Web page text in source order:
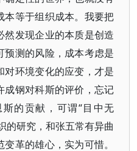
本等于组织成本。我要把
发现企业的本质是创造
测的风险，成本考虑是
对环境变化的应变，才是
成钢对科斯的评价，忘记
的贡献，可谓“目中无
的研究，和张五常有异曲
革的雄心，实为可惜。